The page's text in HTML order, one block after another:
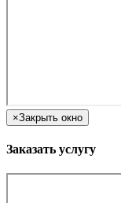
×Закрыть окно
Заказать услугу